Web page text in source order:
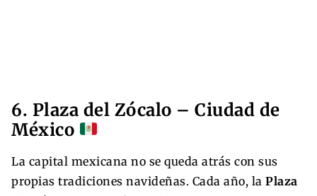
6. Plaza del Zócalo – Ciudad de
México
La capital mexicana no se queda atrás con sus
propias tradiciones navideñas. Cada año, la Plaza